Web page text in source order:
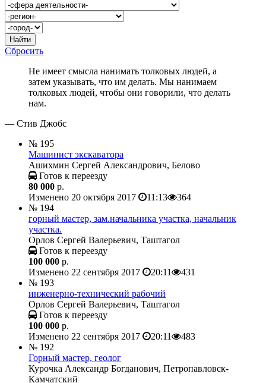
Найти
Сбросить
Не имеет смысла нанимать толковых людей, а
затем указывать, что им делать. Мы нанимаем
толковых людей, чтобы они говорили, что делать
нам.
— Стив Джобс
№ 195
Машинист экскаватора
Ашихмин Сергей Александрович, Белово
Готов к переезду
80 000 р.
Изменено 20 октября 2017
11:13
364
№ 194
горный мастер, зам.начальника участка, начальник
участка.
Орлов Сергей Валерьевич, Таштагол
Готов к переезду
100 000 р.
Изменено 22 сентября 2017
20:11
431
№ 193
инженерно-технический рабочий
Орлов Сергей Валерьевич, Таштагол
Готов к переезду
100 000 р.
Изменено 22 сентября 2017
20:11
483
№ 192
Горный мастер, геолог
Курочка Александр Богданович, Петропавловск-
Камчатский